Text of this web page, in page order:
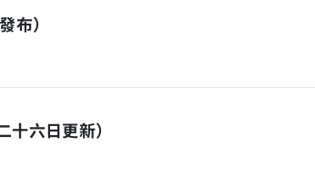
布）
六日更新）